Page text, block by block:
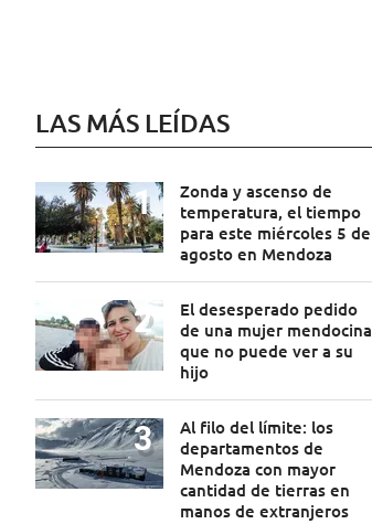
LAS MÁS LEÍDAS
Zonda y ascenso de
temperatura, el tiempo
para este miércoles 5 de
agosto en Mendoza
El desesperado pedido
de una mujer mendocina
que no puede ver a su
hijo
Al filo del límite: los
departamentos de
Mendoza con mayor
cantidad de tierras en
manos de extranjeros